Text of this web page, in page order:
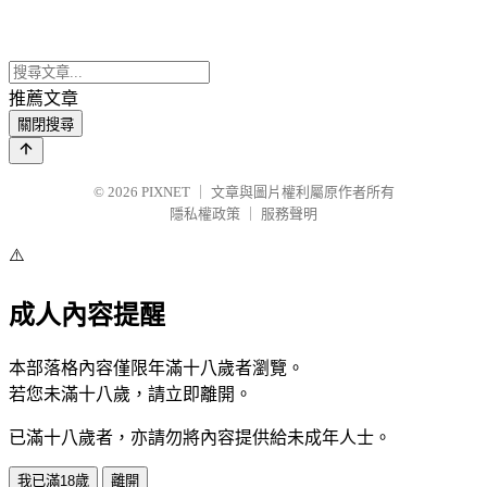
推薦文章
關閉搜尋
© 2026 PIXNET
文章與圖片權利屬原作者所有
隱私權政策
服務聲明
⚠️
成人內容提醒
本部落格內容僅限年滿十八歲者瀏覽。
若您未滿十八歲，請立即離開。
已滿十八歲者，亦請勿將內容提供給未成年人士。
我已滿18歲 離開